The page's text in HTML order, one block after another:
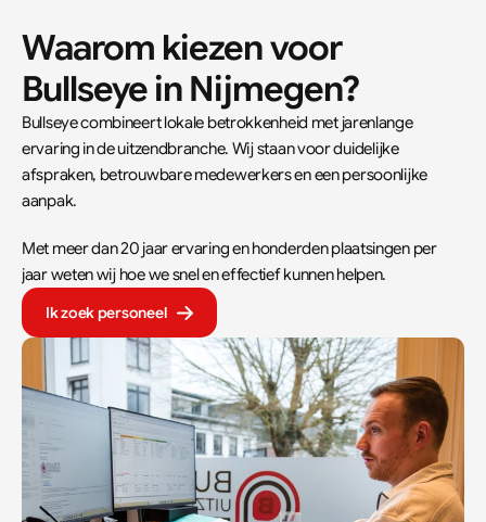
Waarom kiezen voor
Bullseye in Nijmegen?
Bullseye combineert lokale betrokkenheid met jarenlange
ervaring in de uitzendbranche. Wij staan voor duidelijke
afspraken, betrouwbare medewerkers en een persoonlijke
aanpak.
Met meer dan 20 jaar ervaring en honderden plaatsingen per
jaar weten wij hoe we snel en effectief kunnen helpen.
Ik zoek personeel